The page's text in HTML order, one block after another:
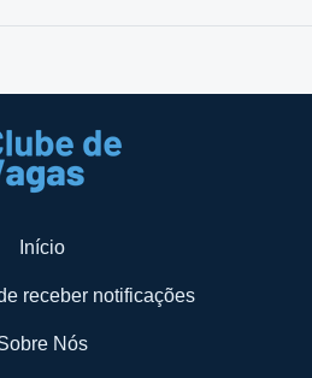
Início
receber notificações
Nós